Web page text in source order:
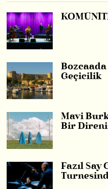
Bozcaada
Geçicilik
Mavi
Bir
Fazıl Say